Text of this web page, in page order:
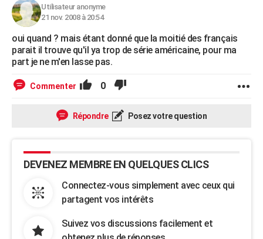
Utilisateur anonyme
21 nov. 2008 à 20:54
oui quand ? mais étant donné que la moitié des français
parait il trouve qu'il ya trop de série américaine, pour ma
part je ne m'en lasse pas.
Commenter 0
Répondre Posez votre question
DEVENEZ MEMBRE EN QUELQUES CLICS
Connectez-vous simplement avec ceux qui
partagent vos intérêts
Suivez vos discussions facilement et